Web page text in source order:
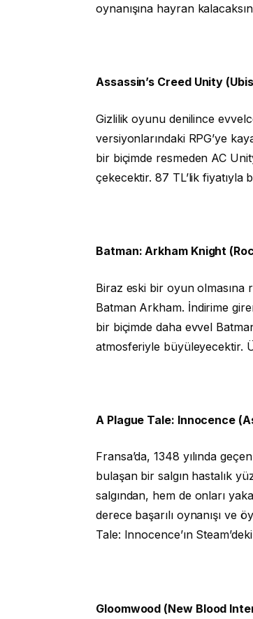
oynanışına hayran
Assassin’s Creed Unity
Gizlilik oyunu denilince
versiyonlarındaki RPG’ye
bir biçimde resmeden AC
çekecektir. 87 TL’lik fiyatıyla
Batman: Arkham Knight
Biraz eski bir oyun olmasına
Batman Arkham. İndirime
bir biçimde daha evvel
atmosferiyle büyüleyecektir.
A Plague Tale: Innocence
Fransa’da, 1348 yılında
bulaşan bir salgın hastalık
salgından, hem de onları
derece başarılı oynanışı ve
Tale: Innocence’ın
Gloomwood (New Blood